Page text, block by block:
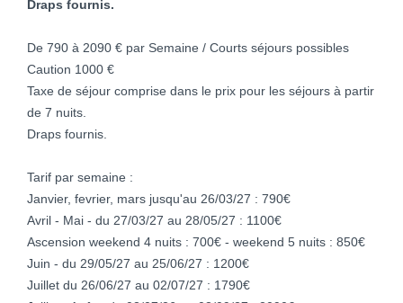
Draps fournis.
De 790 à 2090 € par Semaine / Courts séjours possibles
Caution 1000 €
Taxe de séjour comprise dans le prix pour les séjours à partir
de 7 nuits.
Draps fournis.
Tarif par semaine :
Janvier, fevrier, mars jusqu'au 26/03/27 : 790€
Avril - Mai - du 27/03/27 au 28/05/27 : 1100€
Ascension weekend 4 nuits : 700€ - weekend 5 nuits : 850€
Juin - du 29/05/27 au 25/06/27 : 1200€
Juillet du 26/06/27 au 02/07/27 : 1790€